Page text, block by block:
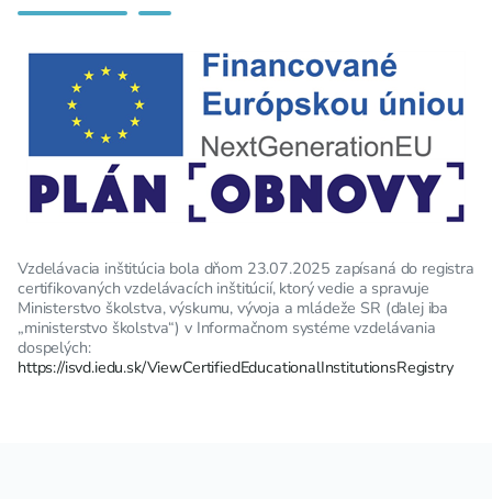
Vzdelávacia inštitúcia bola dňom 23.07.2025 zapísaná do registra
certifikovaných vzdelávacích inštitúcií, ktorý vedie a spravuje
Ministerstvo školstva, výskumu, vývoja a mládeže SR (ďalej iba
„ministerstvo školstva“) v Informačnom systéme vzdelávania
dospelých:
https://isvd.iedu.sk/ViewCertifiedEducationalInstitutionsRegistry